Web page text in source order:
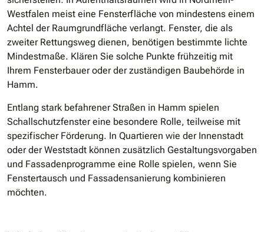
Westfalen meist eine Fensterfläche von mindestens einem
Achtel der Raumgrundfläche verlangt. Fenster, die als
zweiter Rettungsweg dienen, benötigen bestimmte lichte
Mindestmaße. Klären Sie solche Punkte frühzeitig mit
Ihrem Fensterbauer oder der zuständigen Baubehörde in
Hamm.
Entlang stark befahrener Straßen in Hamm spielen
Schallschutzfenster eine besondere Rolle, teilweise mit
spezifischer Förderung. In Quartieren wie der Innenstadt
oder der Weststadt können zusätzlich Gestaltungsvorgaben
und Fassadenprogramme eine Rolle spielen, wenn Sie
Fenstertausch und Fassadensanierung kombinieren
möchten.